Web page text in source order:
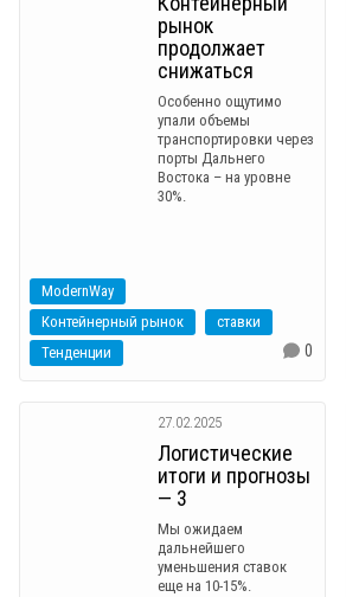
рынок
продолжает
снижаться
Особенно ощутимо
упали объемы
транспортировки через
порты Дальнего
Востока – на уровне
30%.
ModernWay
Контейнерный рынок
ставки
Тенденции
0
27.02.2025
Логистические
итоги и прогнозы
— 3
Мы ожидаем
дальнейшего
уменьшения ставок
еще на 10-15%.